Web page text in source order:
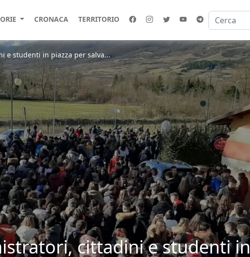
CRONACA TERRITORIO
e studenti in piazza per salva...
cittadini e studenti in